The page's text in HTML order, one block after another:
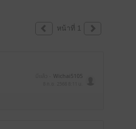
หน้าที่ 1
Wichai5105